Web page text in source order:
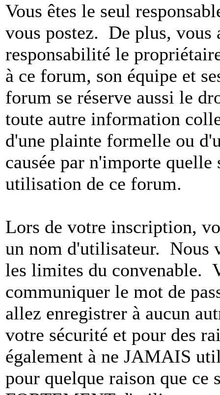
Vous êtes le seul
vous postez. De plus, vous
responsabilité le
à ce forum, son équipe et
forum se réserve aussi le
toute autre information
d'une plainte formelle ou
causée par n'importe
utilisation de ce forum.
Lors de votre inscription,
un nom d'utilisateur. Nous
les limites du convenable.
communiquer le mot de
allez enregistrer à aucun
votre sécurité et pour des
également à ne JAMAIS
pour quelque raison que